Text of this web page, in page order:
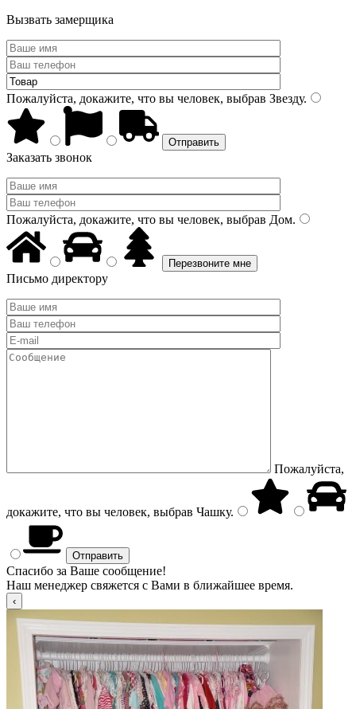
Вызвать замерщика
Пожалуйста, докажите, что вы человек, выбрав Звезду.
Заказать звонок
Пожалуйста, докажите, что вы человек, выбрав Дом.
Письмо директору
Пожалуйста,
докажите, что вы человек, выбрав Чашку.
Спасибо за Ваше сообщение!
Наш менеджер свяжется с Вами в ближайшее время.